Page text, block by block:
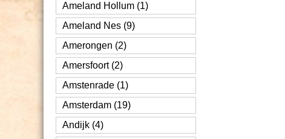
Ameland Hollum (1)
Ameland Nes (9)
Amerongen (2)
Amersfoort (2)
Amstenrade (1)
Amsterdam (19)
Andijk (4)